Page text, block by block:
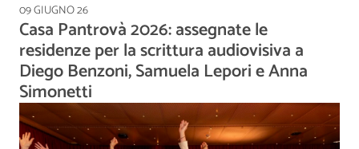
09 GIUGNO 26
Casa Pantrovà 2026: assegnate le
residenze per la scrittura audiovisiva a
Diego Benzoni, Samuela Lepori e Anna
Simonetti